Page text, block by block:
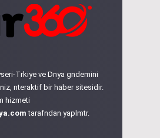
Trkiye ve Dnya gndemini
nteraktif bir haber sitesidir.
hizmeti
tarafndan yaplmtr.